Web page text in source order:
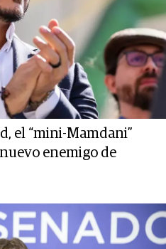
el “mini-Mamdani”
enemigo de